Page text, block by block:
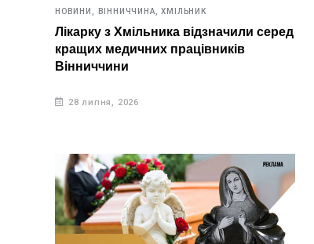
НОВИНИ, ВІННИЧЧИНА, ХМІЛЬНИК
Лікарку з Хмільника відзначили серед
кращих медичних працівників
Вінниччини
28 липня, 2026